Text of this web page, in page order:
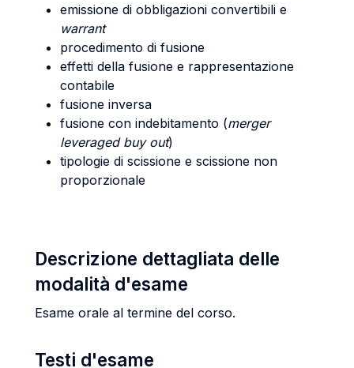
emissione di obbligazioni convertibili e
warrant
procedimento di fusione
effetti della fusione e rappresentazione
contabile
fusione inversa
fusione con indebitamento (merger
leveraged buy out)
tipologie di scissione e scissione non
proporzionale
Descrizione dettagliata delle
modalità d'esame
Esame orale al termine del corso.
Testi d'esame